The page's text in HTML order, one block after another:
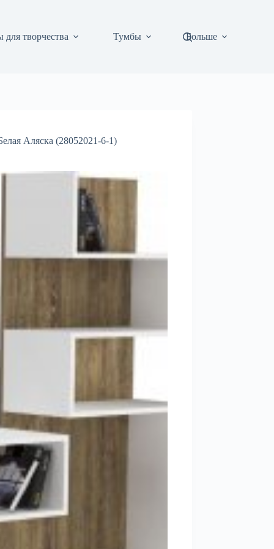
для творчества Тумбы Больше
Аляска (28052021-6-1)